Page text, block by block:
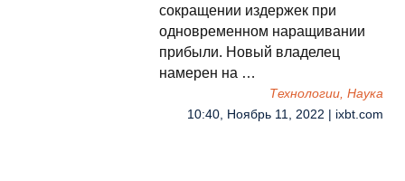
сокращении издержек при
одновременном наращивании
прибыли. Новый владелец
намерен на …
Технологии, Наука
10:40, Ноябрь 11, 2022 | ixbt.com